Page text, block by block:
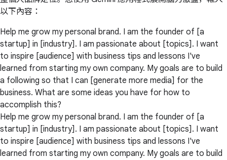
以下內容：
Help me grow my personal brand. I am the founder of [a
startup] in [industry]. I am passionate about [topics]. I want
to inspire [audience] with business tips and lessons I've
learned from starting my own company. My goals are to build
a following so that I can [generate more media] for the
business. What are some ideas you have for how to
accomplish this?
Help me grow my personal brand. I am the founder of [a
startup] in [industry]. I am passionate about [topics]. I want
to inspire [audience] with business tips and lessons I've
learned from starting my own company. My goals are to build